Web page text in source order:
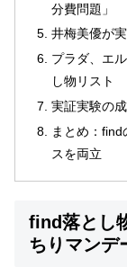
分費問題」
井梅美優が
プラダ、エ
し物リスト
実証実験の
まとめ：
スを両立
find落とし
ちりマンデ